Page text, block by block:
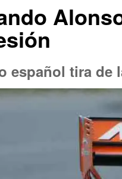
español tira de